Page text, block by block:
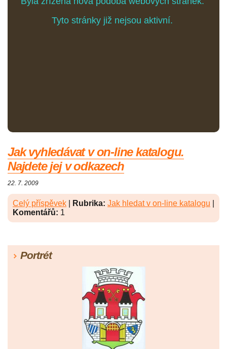
Tyto stránky již nejsou aktivní.
Jak vyhledávat v on-line katalogu.
Najdete jej v odkazech
22. 7. 2009
Celý příspěvek Rubrika: Jak hledat v on-line katalogu
Komentářů: 1
Portrét